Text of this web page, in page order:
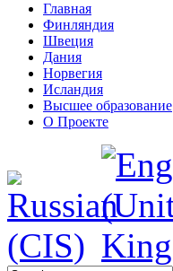
Главная
Финляндия
Швеция
Дания
Норвегия
Исландия
Высшее образование
О Проекте